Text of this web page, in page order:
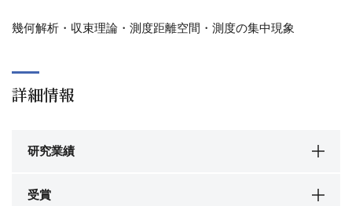
幾何解析・収束理論・測度距離空間・測度の集中現象
詳細情報
研究業績
受賞